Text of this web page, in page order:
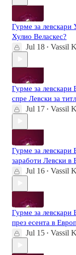
Гурме за
Хулио Веласкес?
Jul 18 • Vassil
Гурме за
спре Левски за
Jul 17 • Vassil
Гурме за
заработи Левски в
Jul 16 • Vassil
Гурме за
през есента в
Jul 15 • Vassil